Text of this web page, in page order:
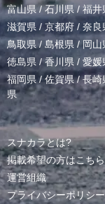
富山県 /石川県/福井
滋賀県 / 京都府 / 奈良
鳥取県/ 島根県 /岡山
徳島県 /香川県 / 愛媛
福岡県/佐賀県/長崎
県
スナカラとは?
掲載希望の方はこちら
運営組織
プライバシーポリシー